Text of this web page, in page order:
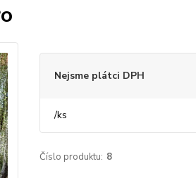
Nejsme plátci DPH
/ks
Číslo produktu: 8